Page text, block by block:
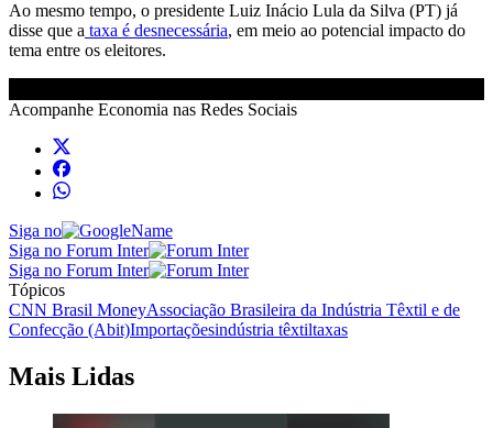
Ao mesmo tempo, o presidente Luiz Inácio Lula da Silva (PT) já
disse que a taxa é desnecessária, em meio ao potencial impacto do
tema entre os eleitores.
Acompanhe Economia nas Redes Sociais
Siga no
Siga no Forum Inter
Siga no Forum Inter
Tópicos
CNN Brasil MoneyAssociação Brasileira da Indústria Têxtil e de
Confecção (Abit)Importaçõesindústria têxtiltaxas
Mais Lidas